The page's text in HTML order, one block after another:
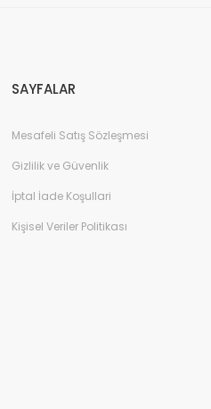
SAYFALAR
Mesafeli Satış Sözleşmesi
Gizlilik ve Güvenlik
İptal İade Koşullari
Kişisel Veriler Politikası